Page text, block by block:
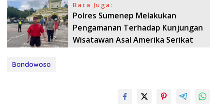
Baca Juga:
Polres Sumenep Melakukan
Pengamanan Terhadap Kunjungan
Wisatawan Asal Amerika Serikat
Bondowoso